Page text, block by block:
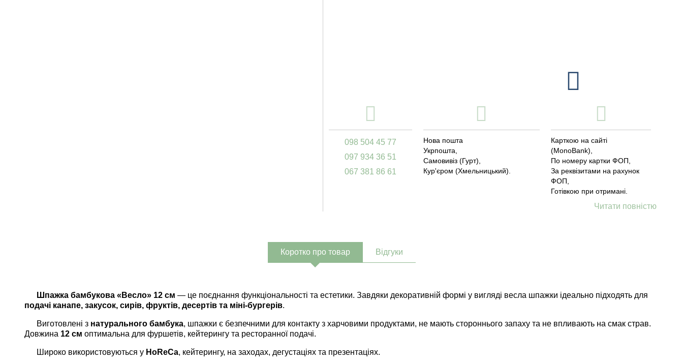
098 504 45 77
097 934 36 51
067 381 86 61
Нова пошта
Укрпошта,
Самовивіз (Гурт),
Кур'єром (Хмельницький).
Карткою на сайті
(MonoBank),
По номеру картки ФОП,
За реквізитами на рахунок
ФОП,
Готівкою при отримані.
Читати повністю
Коротко про товар Відгуки
Шпажка бамбукова «Весло» 12 см — це поєднання функціональності та естетики. Завдяки декоративній формі у вигляді весла шпажки ідеально підходять для
подачі канапе, закусок, сирів, фруктів, десертів та міні-бургерів.
Виготовлені з натурального бамбука, шпажки є безпечними для контакту з харчовими продуктами, не мають стороннього запаху та не впливають на смак страв.
Довжина 12 см оптимальна для фуршетів, кейтерингу та ресторанної подачі.
Широко використовуються у HoReCa, кейтерингу, на заходах, дегустаціях та презентаціях.